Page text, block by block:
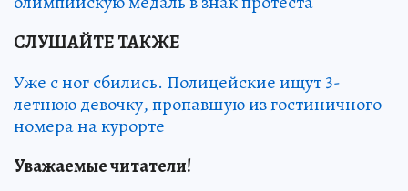
СЛУШАЙТЕ ТАКЖЕ
Уже с ног сбились. Полицейские ищут 3-
летнюю девочку, пропавшую из гостиничного
номера на курорте
Уважаемые читатели!